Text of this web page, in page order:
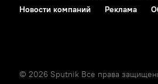
Новости компаний
Реклама
© 2026 Sputnik Все права